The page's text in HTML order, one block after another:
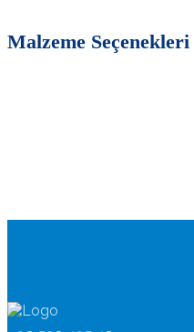
Malzeme Seçenekleri